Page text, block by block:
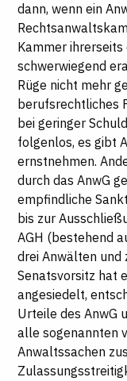
dann, wenn ein
Kammer
schwerwiegend
Rüge nicht mehr
berufsrechtliches
bei geringer
folgenlos, es gibt
ernstnehmen.
durch das AnwG
empfindliche
bis zur
AGH (bestehend
drei Anwälten und
Senatsvorsitz hat
angesiedelt,
Urteile des AnwG
alle sogenannten
Anwaltssachen